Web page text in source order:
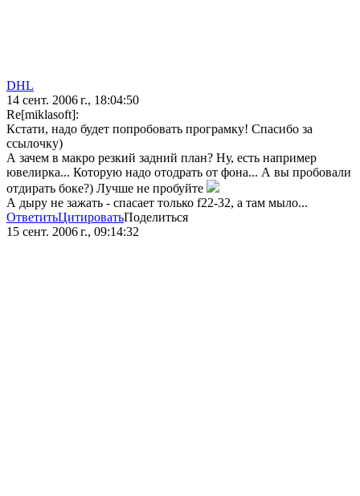
DHL
14 сент. 2006 г., 18:04:50
Re[miklasoft]:
Кстати, надо будет попробовать програмку! Спасибо за
ссылочку)
А зачем в макро резкий задний план? Ну, есть например
ювелирка... Которую надо отодрать от фона... А вы пробовали
отдирать боке?) Лучше не пробуйте
А дыру не зажать - спасает только f22-32, а там мыло...
ОтветитьЦитироватьПоделиться
15 сент. 2006 г., 09:14:32